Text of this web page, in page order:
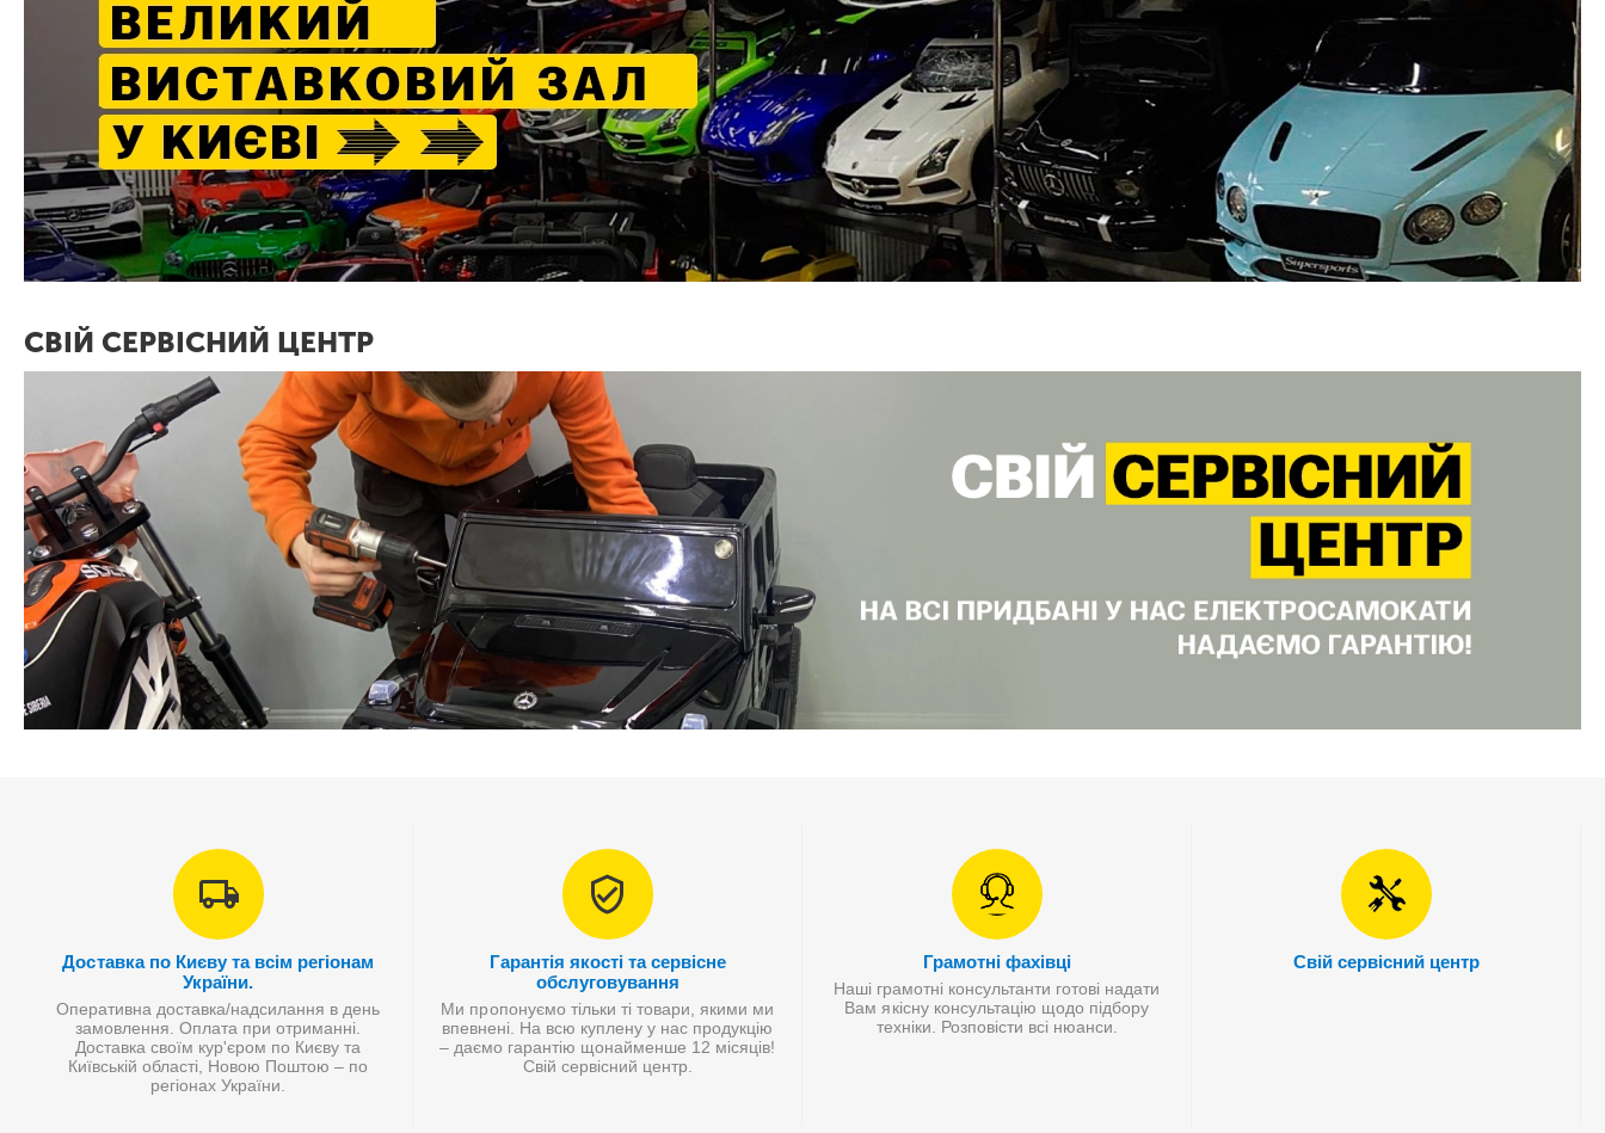
СВІЙ СЕРВІСНИЙ ЦЕНТР
Доставка по Києву та всім регіонам
України.
Оперативна доставка/надсилання в день
замовлення. Оплата при отриманні.
Доставка своїм кур'єром по Києву та
Київській області, Новою Поштою – по
регіонах України.
Гарантія якості та сервісне
обслуговування
Ми пропонуємо тільки ті товари, якими ми
впевнені. На всю куплену у нас продукцію
– даємо гарантію щонайменше 12 місяців!
Свій сервісний центр.
Грамотні фахівці
Наші грамотні консультанти готові надати
Вам якісну консультацію щодо підбору
техніки. Розповісти всі нюанси.
Свій сервісний центр